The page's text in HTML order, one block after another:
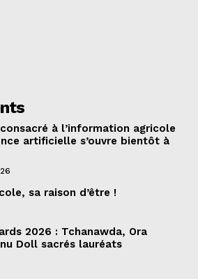
à l’information agricole
artificielle s’ouvre bientôt à
sa raison d’être !
2026 : Tchanawda, Ora
Doll sacrés lauréats